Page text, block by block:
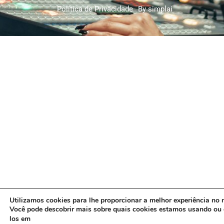
Política de Privacidade By simplai
Utilizamos cookies para lhe proporcionar a melhor experiência no
Você pode descobrir mais sobre quais cookies estamos usando
los em